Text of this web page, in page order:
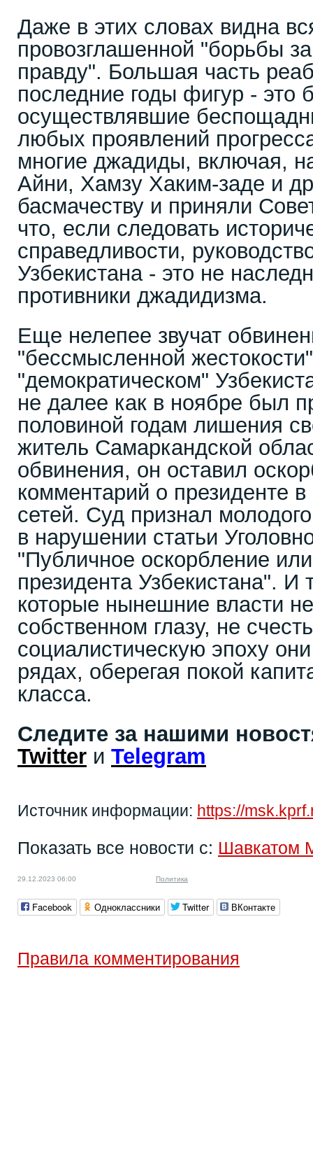
Даже в этих словах видна
провозглашенной "борьбы
правду". Большая часть
последние годы фигур - это
осуществлявшие
любых проявлений
многие джадиды, включая,
Айни, Хамзу Хаким-заде и
басмачеству и приняли
что, если следовать
справедливости,
Узбекистана - это не
противники джадидизма.
Еще нелепее звучат
"бессмысленной
"демократическом"
не далее как в ноябре был
половиной годам лишения
житель Самаркандской
обвинения, он оставил
комментарий о президенте
сетей. Суд признал
в нарушении статьи
"Публичное оскорбление
президента Узбекистана". И
которые нынешние власти
собственном глазу, не
социалистическую эпоху
рядах, оберегая покой
класса.
Следите за нашими
Twitter и Telegram
Источник информации: https://
Показать все новости с: Шавкатом
29.12.2023 06:00 Политика
Facebook Одноклассники Twitter ВКонтакте
Правила комментирования